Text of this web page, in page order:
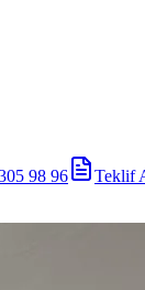
98 96 Teklif